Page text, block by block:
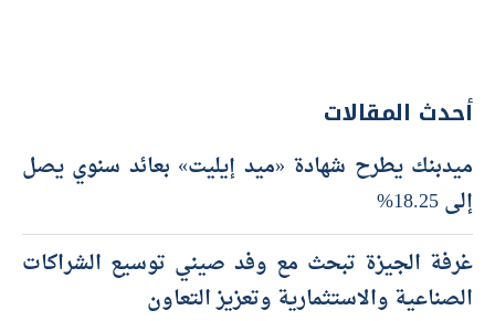
أحدث المقالات
ميدبنك يطرح شهادة «ميد إيليت» بعائد سنوي يصل
إلى 18.25%
غرفة الجيزة تبحث مع وفد صيني توسيع الشراكات
الصناعية والاستثمارية وتعزيز التعاون